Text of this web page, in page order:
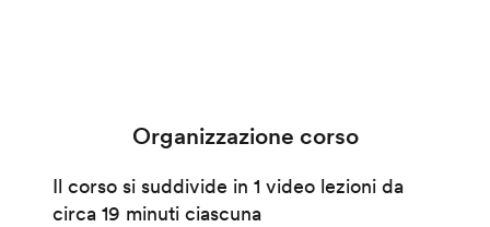
Organizzazione corso
Il corso si suddivide in 1 video lezioni da
circa 19 minuti ciascuna